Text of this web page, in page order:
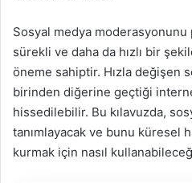
Sosyal medya
sürekli ve daha da hızlı bir
öneme sahiptir. Hızla değişen
birinden diğerine geçtiği
hissedilebilir. Bu kılavuzda,
tanımlayacak ve bunu küresel
kurmak için nasıl